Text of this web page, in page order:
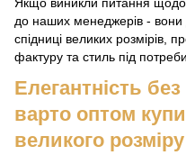
до наших менеджерів -
спідниці великих розмірів,
фактуру та стиль під
Елегантність
варто оптом
великого